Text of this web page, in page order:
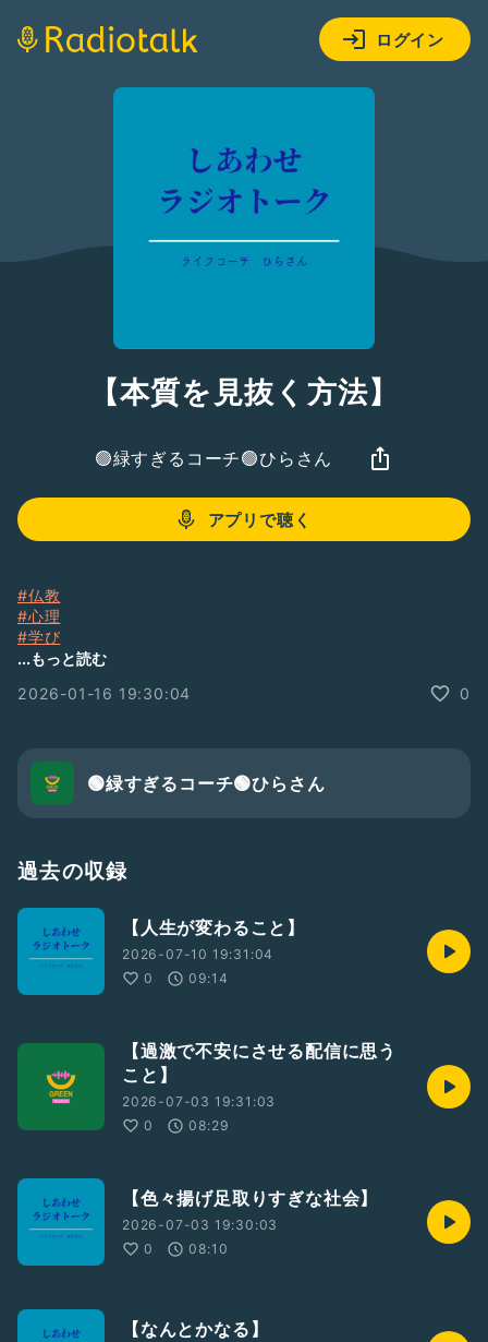
ログイン
【本質を見抜く方法】
🟢緑すぎるコーチ🟢ひらさん
アプリで聴く
#仏教
#心理
#学び
#習慣
#考え
#楽になる
#悩み解決
#ライフコーチ
#感受性
#恋愛
#外見
#本質
...もっと読む
2026-01-16 19:30:04
0
🟢緑すぎるコーチ🟢ひらさん
過去の収録
【人生が変わること】
2026-07-10 19:31:04
0
09:14
【過激で不安にさせる配信に思う
こと】
2026-07-03 19:31:03
0
08:29
【色々揚げ足取りすぎな社会】
2026-07-03 19:30:03
0
08:10
【なんとかなる】